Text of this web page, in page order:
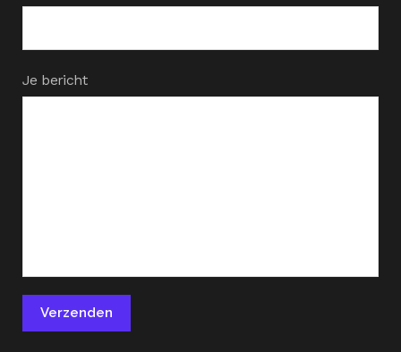
Je bericht